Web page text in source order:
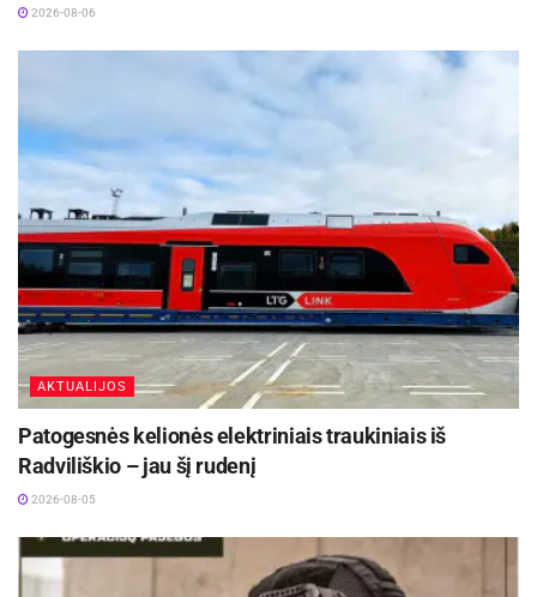
2026-08-06
AKTUALIJOS
Patogesnės kelionės elektriniais traukiniais iš
Radviliškio – jau šį rudenį
2026-08-05